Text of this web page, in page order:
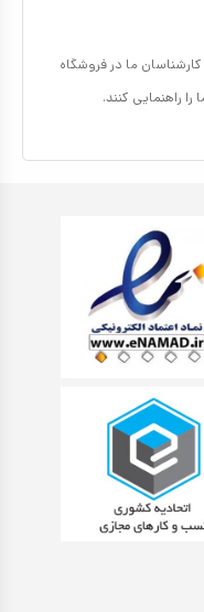
ما در فروشگاه
راهنمایی کنند.